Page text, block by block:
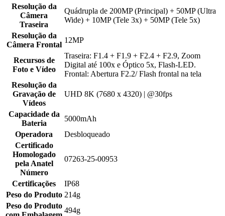
Resolução da
Câmera
Traseira
Quádrupla de 200MP (Principal) + 50MP (Ultra
Wide) + 10MP (Tele 3x) + 50MP (Tele 5x)
Resolução da
Câmera Frontal
12MP
Recursos de
Foto e Vídeo
Traseira: F1.4 + F1.9 + F2.4 + F2.9, Zoom
Digital até 100x e Óptico 5x, Flash-LED.
Frontal: Abertura F2.2/ Flash frontal na tela
Resolução da
Gravação de
Vídeos
UHD 8K (7680 x 4320) | @30fps
Capacidade da
Bateria
5000mAh
Operadora
Desbloqueado
Certificado
Homologado
pela Anatel
Número
07263-25-00953
Certificações
IP68
Peso do Produto 214g
Peso do Produto
494g